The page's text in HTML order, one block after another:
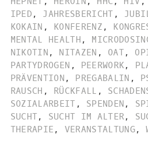
IPED , JAHRESBERICHT ,
KOKAIN , KONFERENZ ,
MENTAL HEALTH ,
NIKOTIN , NITAZEN , OAT,
PARTYDROGEN , PEERWORK,
PRÄVENTION , PREGABALIN ,
RAUSCH , RÜCKFALL ,
SOZIALARBEIT , SPENDEN ,
SUCHT, SUCHT IM ALTER,
THERAPIE , VERANSTALTUNG,